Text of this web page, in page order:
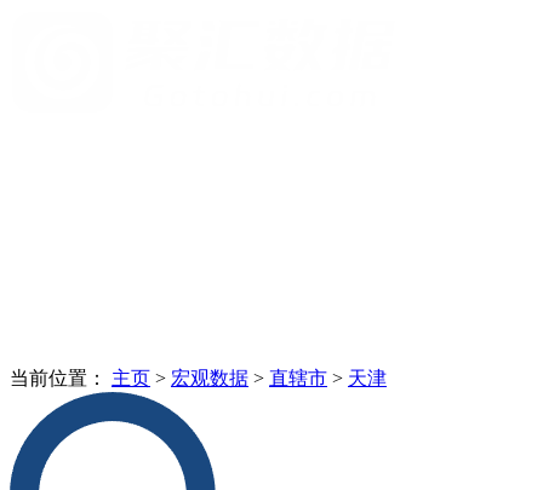
当前位置： 主页 > 宏观数据 > 直辖市 > 天津